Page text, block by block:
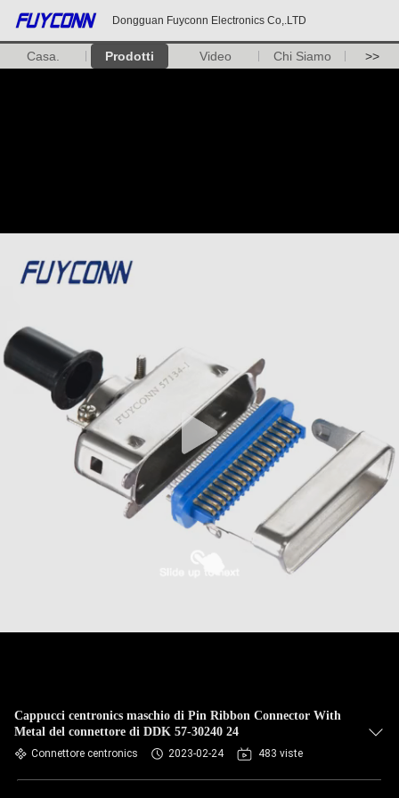
Dongguan Fuyconn Electronics Co,.LTD
Casa. Prodotti Video Chi Siamo >>
Cappucci centronics maschio di Pin Ribbon Connector With
Metal del connettore di DDK 57-30240 24
Connettore centronics 2023-02-24 483 viste